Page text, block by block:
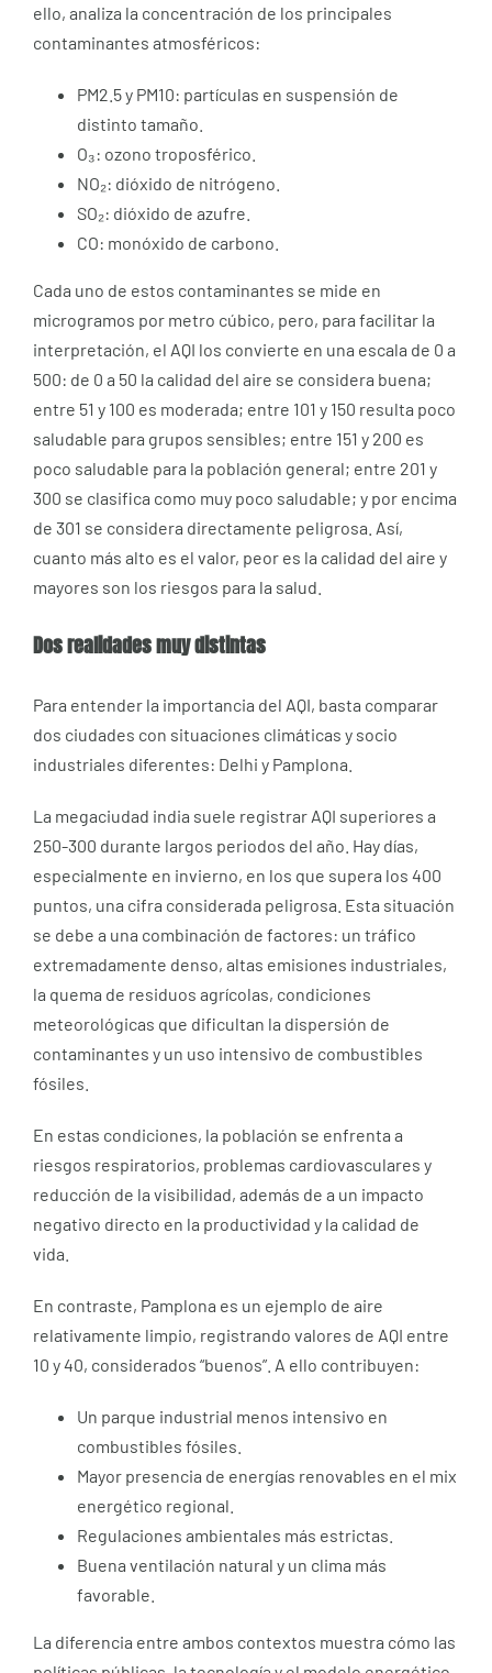
ello, analiza la concentración de los principales
contaminantes atmosféricos:
PM2.5 y PM10: partículas en suspensión de
distinto tamaño.
O₃: ozono troposférico.
NO₂: dióxido de nitrógeno.
SO₂: dióxido de azufre.
CO: monóxido de carbono.
Cada uno de estos contaminantes se mide en
microgramos por metro cúbico, pero, para facilitar la
interpretación, el AQI los convierte en una escala de 0 a
500: de 0 a 50 la calidad del aire se considera buena;
entre 51 y 100 es moderada; entre 101 y 150 resulta poco
saludable para grupos sensibles; entre 151 y 200 es
poco saludable para la población general; entre 201 y
300 se clasifica como muy poco saludable; y por encima
de 301 se considera directamente peligrosa. Así,
cuanto más alto es el valor, peor es la calidad del aire y
mayores son los riesgos para la salud.
Dos realidades muy distintas
Para entender la importancia del AQI, basta comparar
dos ciudades con situaciones climáticas y socio
industriales diferentes: Delhi y Pamplona.
La megaciudad india suele registrar AQI superiores a
250-300 durante largos periodos del año. Hay días,
especialmente en invierno, en los que supera los 400
puntos, una cifra considerada peligrosa. Esta situación
se debe a una combinación de factores: un tráfico
extremadamente denso, altas emisiones industriales,
la quema de residuos agrícolas, condiciones
meteorológicas que dificultan la dispersión de
contaminantes y un uso intensivo de combustibles
fósiles.
En estas condiciones, la población se enfrenta a
riesgos respiratorios, problemas cardiovasculares y
reducción de la visibilidad, además de a un impacto
negativo directo en la productividad y la calidad de
vida.
En contraste, Pamplona es un ejemplo de aire
relativamente limpio, registrando valores de AQI entre
10 y 40, considerados “buenos”. A ello contribuyen:
Un parque industrial menos intensivo en
combustibles fósiles.
Mayor presencia de energías renovables en el mix
energético regional.
Regulaciones ambientales más estrictas.
Buena ventilación natural y un clima más
favorable.
La diferencia entre ambos contextos muestra cómo las